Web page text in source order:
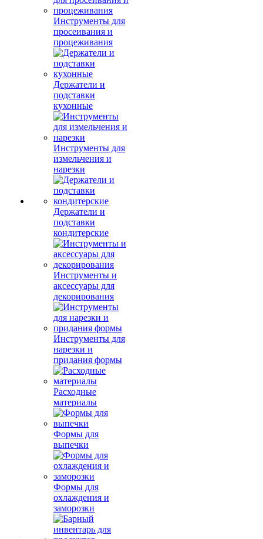
Инструменты для
просеивания и
процеживания
Держатели и
подставки
кухонные
Инструменты для
измельчения и
нарезки
Держатели и
подставки
кондитерские
Инструменты и
аксессуары для
декорирования
Инструменты для
нарезки и
придания формы
Расходные
материалы
Формы для
выпечки
Формы для
охлаждения и
заморозки